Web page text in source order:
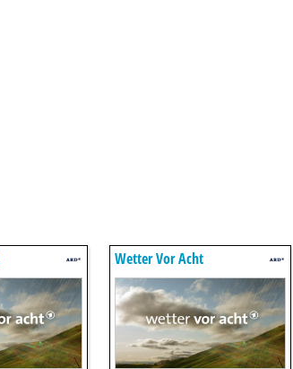
Wetter Vor Acht